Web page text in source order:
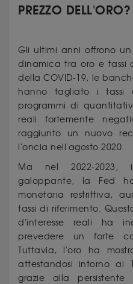
PREZZO DELL'ORO?
Gli ultimi anni offrono
dinamica tra oro e tassi
della COVID-19, le
hanno tagliato i tassi
programmi di
reali fortemente
raggiunto un nuovo
l'oncia nell'agosto 2020.
Ma nel 2022-2023,
galoppante, la Fed
monetaria restrittiva,
tassi di riferimento.
d'interesse reali ha
prevedere un forte
Tuttavia, l'oro ha
attestandosi intorno ai
grazie alla